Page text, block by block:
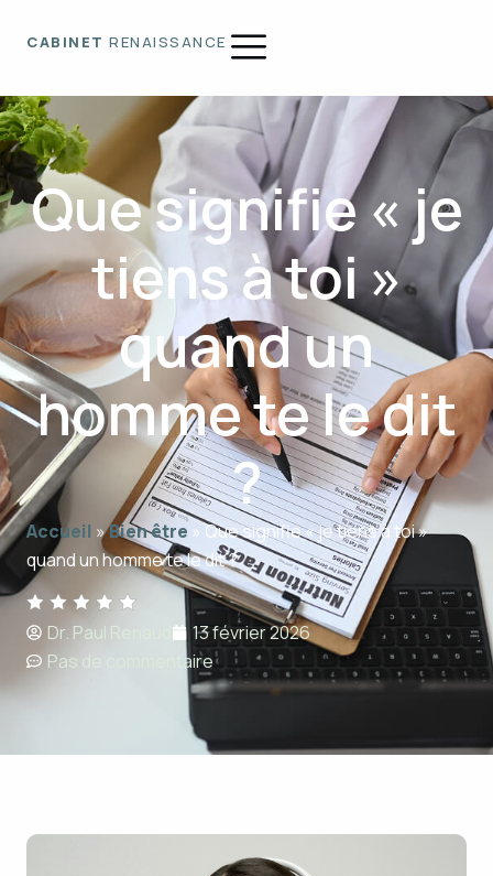
CABINET RENAISSANCE
Que signifie « je
tiens à toi »
quand un
homme te le dit
?
Accueil »Bien être » Que signifie « je tiens à toi »
quand un homme te le dit ?
Dr. Paul Renaud
13 février 2026
Pas de commentaire